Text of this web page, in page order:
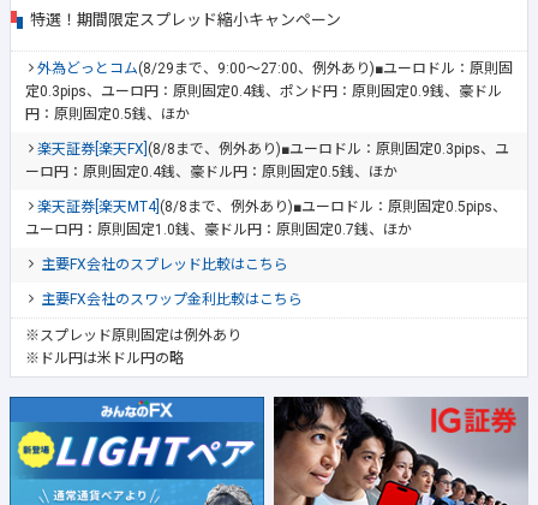
特選！期間限定スプレッド縮小キャンペーン
外為どっとコム(8/29まで、9:00～27:00、例外あり)■ユーロドル：原則固
定0.3pips、ユーロ円：原則固定0.4銭、ポンド円：原則固定0.9銭、豪ドル
円：原則固定0.5銭、ほか
楽天証券[楽天FX] (8/8まで、例外あり)■ユーロドル：原則固定0.3pips、ユ
ーロ円：原則固定0.4銭、豪ドル円：原則固定0.5銭、ほか
楽天証券[楽天MT4] (8/8まで、例外あり)■ユーロドル：原則固定0.5pips、
ユーロ円：原則固定1.0銭、豪ドル円：原則固定0.7銭、ほか
主要FX会社のスプレッド比較はこちら
主要FX会社のスワップ金利比較はこちら
※スプレッド原則固定は例外あり
※ドル円は米ドル円の略